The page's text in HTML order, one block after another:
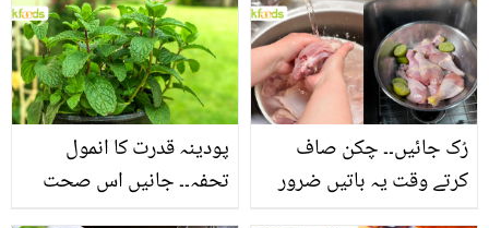
منرلز اور اینٹی آکسیڈنٹس
سے بھرپور اس سبزی کے
فائدے
بنانے کے چند قدرتی طریقے
پودینہ قدرت کا انمول
تحفہ۔۔ جانیں اس صحت
رُک جائیں۔۔ چکن صاف
کرتے وقت یہ باتیں ضرور